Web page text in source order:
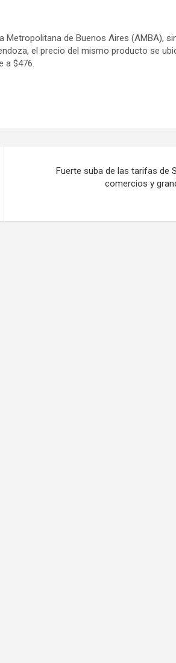
de Buenos Aires (AMBA),
el precio del mismo producto se
a $476.
Fuerte suba de las tarifas de
comercios y